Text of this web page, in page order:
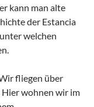
kann man alte
der Estancia
welchen
fliegen über
Hier wohnen wir im